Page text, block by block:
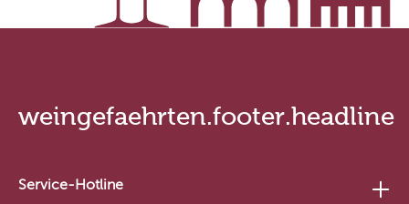
weingefaehrten.footer.headline
Service-Hotline